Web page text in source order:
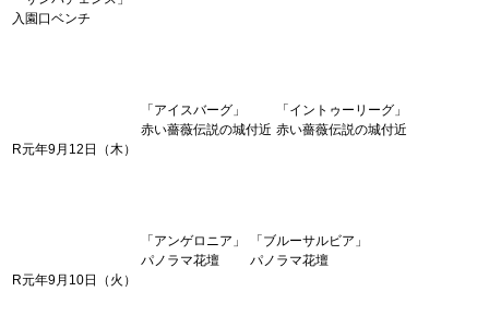
入園口ベンチ
R元年9月12日（木）
「アイスバーグ」
赤い薔薇伝説の城付近
「イントゥーリーグ」
赤い薔薇伝説の城付近
R元年9月10日（火）
「アンゲロニア」
パノラマ花壇
「ブルーサルビア」
パノラマ花壇